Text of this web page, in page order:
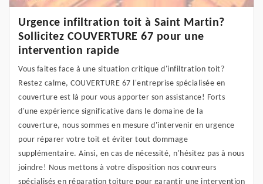
Urgence infiltration toit à Saint Martin?
Sollicitez COUVERTURE 67 pour une
intervention rapide
Vous faites face à une situation critique d'infiltration toit?
Restez calme, COUVERTURE 67 l'entreprise spécialisée en
couverture est là pour vous apporter son assistance! Forts
d'une expérience significative dans le domaine de la
couverture, nous sommes en mesure d'intervenir en urgence
pour réparer votre toit et éviter tout dommage
supplémentaire. Ainsi, en cas de nécessité, n'hésitez pas à nous
joindre! Nous mettons à votre disposition nos couvreurs
spécialisés en réparation toiture pour garantir une intervention